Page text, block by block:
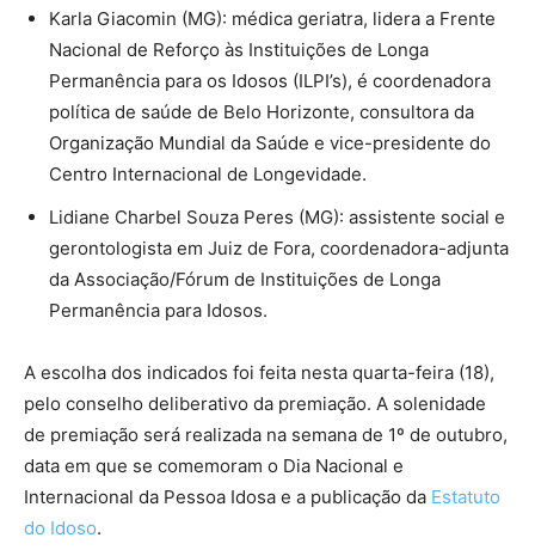
Karla Giacomin (MG): médica geriatra, lidera a Frente
Nacional de Reforço às Instituições de Longa
Permanência para os Idosos (ILPI’s), é coordenadora
política de saúde de Belo Horizonte, consultora da
Organização Mundial da Saúde e vice-presidente do
Centro Internacional de Longevidade.
Lidiane Charbel Souza Peres (MG): assistente social e
gerontologista em Juiz de Fora, coordenadora-adjunta
da Associação/Fórum de Instituições de Longa
Permanência para Idosos.
A escolha dos indicados foi feita nesta quarta-feira (18),
pelo conselho deliberativo da premiação. A solenidade
de premiação será realizada na semana de 1º de outubro,
data em que se comemoram o Dia Nacional e
Internacional da Pessoa Idosa e a publicação da Estatuto
do Idoso.